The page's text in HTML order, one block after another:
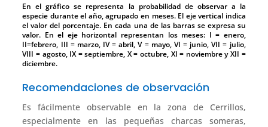
En el gráfico se representa la probabilidad de observar a la
especie durante el año, agrupado en meses. El eje vertical indica
el valor del porcentaje. En cada una de las barras se expresa su
valor. En el eje horizontal representan los meses: I = enero,
II=febrero, III = marzo, IV = abril, V = mayo, VI = junio, VII = julio,
VIII = agosto, IX = septiembre, X = octubre, XI = noviembre y XII =
diciembre.
Recomendaciones de observación
Es fácilmente observable en la zona de Cerrillos,
especialmente en las pequeñas charcas someras,